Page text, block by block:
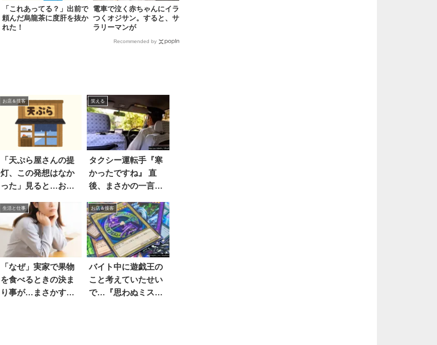
「これあってる？」出前で
頼んだ烏龍茶に度肝を抜か
れた！
電車で泣く赤ちゃんにイラ
つくオジサン。すると、サ
ラリーマンが
Recommended by
お店＆接客
「天ぷら屋さんの提
灯、この発想はなか
った」見ると…おお
笑える
タクシー運転手『寒
かったですね』 直
後、まさかの一言が
生活と仕事
「なぜ」実家で果物
を食べるときの決ま
り事が…まさかすぎ
お店＆接客
バイト中に遊戯王の
こと考えていたせい
で…『思わぬミス』